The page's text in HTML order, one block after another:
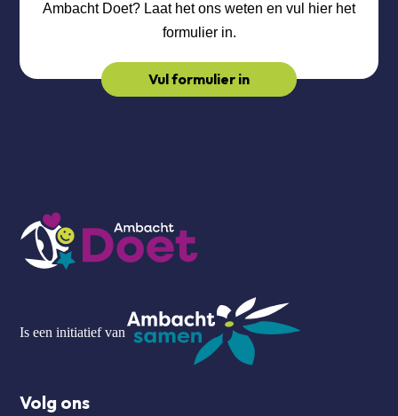
Ambacht Doet? Laat het ons weten en vul hier het
formulier in.
Vul formulier in
Is een initiatief van
Volg ons